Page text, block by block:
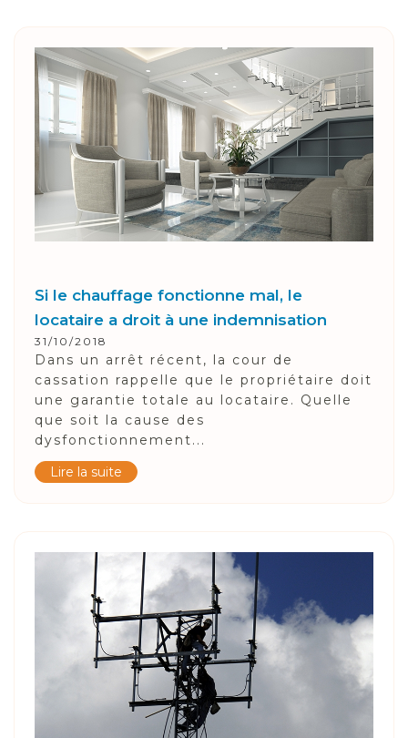
Si le chauffage fonctionne mal, le
locataire a droit à une indemnisation
31/10/2018
Dans un arrêt récent, la cour de
cassation rappelle que le propriétaire doit
une garantie totale au locataire. Quelle
que soit la cause des
dysfonctionnement...
Lire la suite